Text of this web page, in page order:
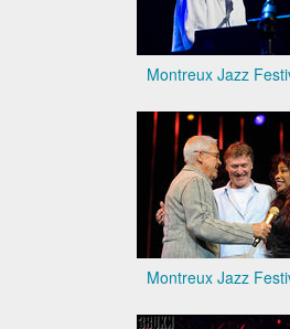
Montreux Jazz
Montreux Jazz